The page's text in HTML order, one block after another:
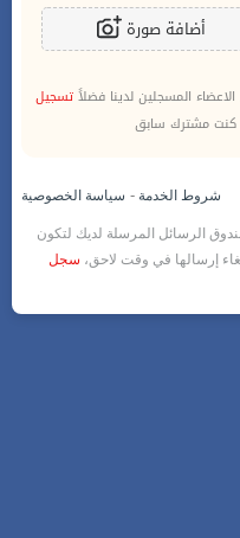
أضافة صورة
المسجلين لدينا فضلاًتسجيل
كنت مشترك سابق
شروط الخدمة - سياسة الخصوصية
الرسائل المرسلة لديك لتكون
إرسالها في وقت لاحق، سجل